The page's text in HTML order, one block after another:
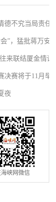
德不究当局责任
官员要求撤职下
”，猛批蒋万安
出蔡英文、赖清
来联结厦金情谊
决赛将于11月举
夜
峡网微信